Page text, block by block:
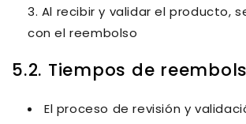
Al recibir y validar el producto,
con el reembolso
5.2. Tiempos de
El proceso de revisión y